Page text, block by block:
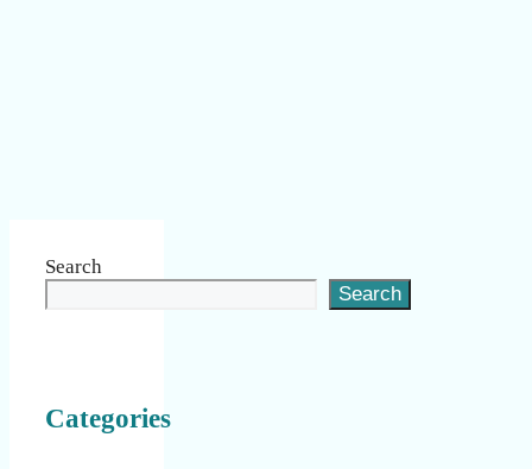
Search
Search
Categories